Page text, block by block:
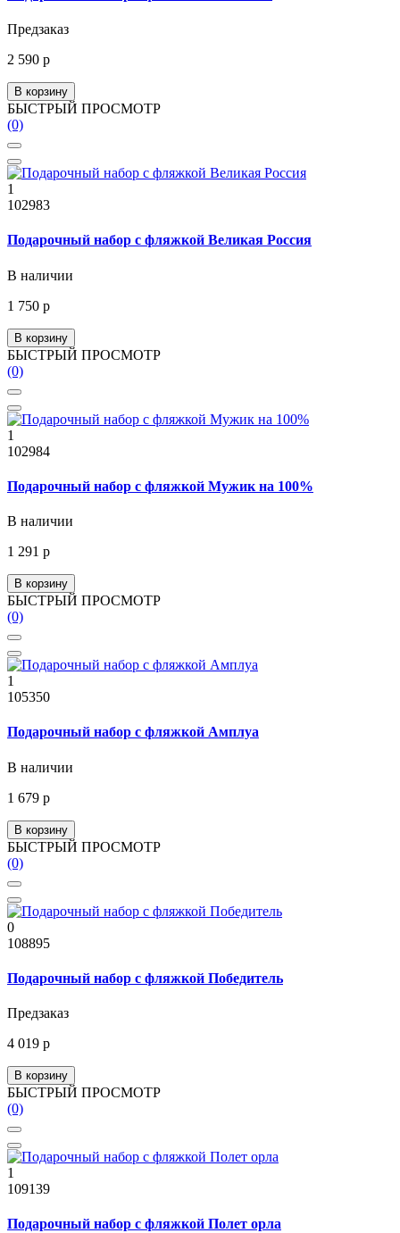
Предзаказ
2 590 р
В корзину
БЫСТРЫЙ ПРОСМОТР
(0)
1
102983
Подарочный набор с фляжкой Великая Россия
В наличии
1 750 р
В корзину
БЫСТРЫЙ ПРОСМОТР
(0)
1
102984
Подарочный набор с фляжкой Мужик на 100%
В наличии
1 291 р
В корзину
БЫСТРЫЙ ПРОСМОТР
(0)
1
105350
Подарочный набор с фляжкой Амплуа
В наличии
1 679 р
В корзину
БЫСТРЫЙ ПРОСМОТР
(0)
0
108895
Подарочный набор с фляжкой Победитель
Предзаказ
4 019 р
В корзину
БЫСТРЫЙ ПРОСМОТР
(0)
1
109139
Подарочный набор с фляжкой Полет орла